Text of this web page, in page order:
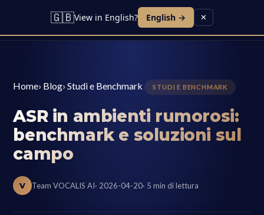
Home› Blog› Studi e Benchmark STUDI E BENCHMARK
ASR in ambienti rumorosi:
benchmark e soluzioni sul
campo
V Team VOCALIS AI· 2026-04-20· 5 min di lettura
🇬🇧View in English? English → ✕